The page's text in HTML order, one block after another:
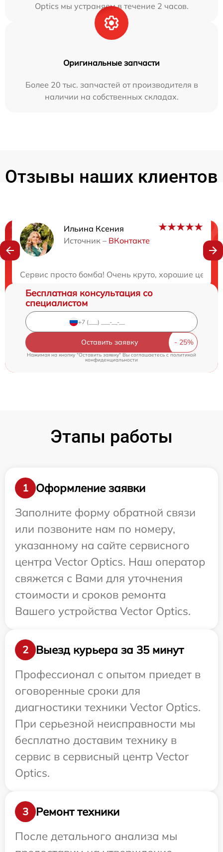
Optics мы устраняем в течение 2 часов.
Оригинальные запчасти
Более 20 тыс. запчастей от производителя в
наличии на собственных складах.
Отзывы наших клиентов
Ильина Ксения
Источник – ВКонтакте
Сервис просто бомба! Очень круто, хорошие цены
Нужна консультация?
Бесплатная консультация со
специалистом
Оставить заявку
Нажимая на кнопку "Оставить заявку" Вы соглашаетесь c политикой
конфиденциальности
Этапы работы
1
Оформление заявки
Заполните форму обратной связи
или позвоните нам по номеру,
указанному на сайте сервисного
центра Vector Optics. Наш оператор
свяжется с Вами для уточнения
стоимости и сроков ремонта
Вашего устройства Vector Optics.
2
Выезд курьера за 35 минут
Профессионал с опытом приедет в
оговоренные сроки для
диагностики техники Vector Optics.
При серьезной неисправности мы
бесплатно доставим технику в
сервис в сервисный центр Vector
Optics.
3
Ремонт техники
После детального анализа мы